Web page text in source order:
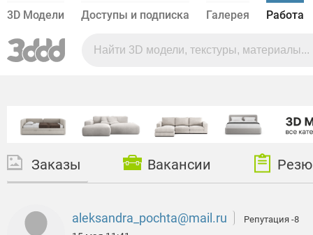
3D Модели Доступы и подписка Галерея Работа
Заказы Вакансии
aleksandra_pochta@mail.ru Репутация -8